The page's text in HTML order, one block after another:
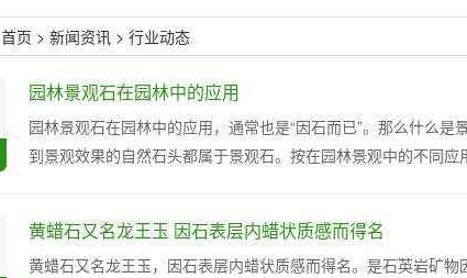
首页 > 新闻资讯 > 行业动态
园林景观石在园林中的应用
园林景观石在园林中的应用，通常也是“因石而已”。那么什么
到景观效果的自然石头都属于景观石。按在园林景观中的不同应
黄蜡石又名龙王玉 因石表层内蜡状质感而得名
黄蜡石又名龙王玉，因石表层内蜡状质感而得名。是石英岩矿